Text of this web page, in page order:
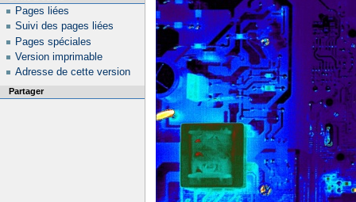
Pages liées
Suivi des pages liées
Pages spéciales
Version imprimable
Adresse de cette version
Partager